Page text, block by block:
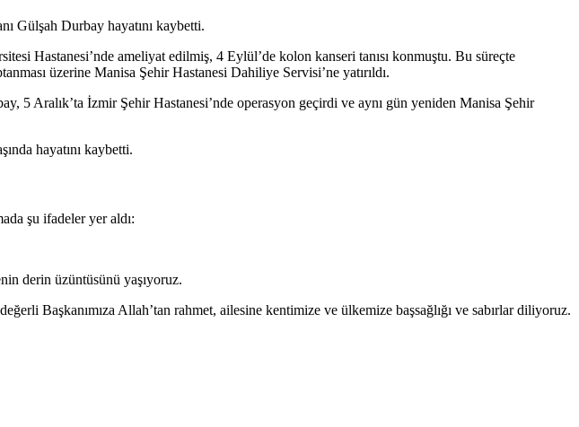
Gülşah Durbay hayatını kaybetti.
Hastanesi’nde ameliyat edilmiş, 4 Eylül’de kolon kanseri tanısı konmuştu. Bu süreçte
üzerine Manisa Şehir Hastanesi Dahiliye Servisi’ne yatırıldı.
5 Aralık’ta İzmir Şehir Hastanesi’nde operasyon geçirdi ve aynı gün yeniden Manisa Şehir
hayatını kaybetti.
şu ifadeler yer aldı:
derin üzüntüsünü yaşıyoruz.
Başkanımıza Allah’tan rahmet, ailesine kentimize ve ülkemize başsağlığı ve sabırlar diliyoruz.